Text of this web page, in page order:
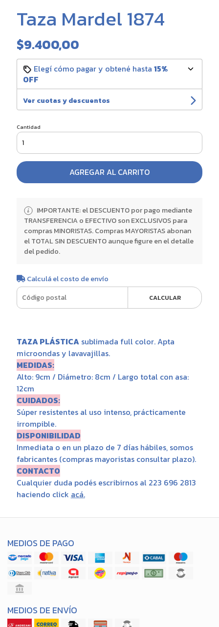
Taza Mardel 1874
$9.400,00
Elegí cómo pagar y obtené hasta 15%
OFF
Ver cuotas y descuentos
Cantidad
AGREGAR AL CARRITO
IMPORTANTE: el DESCUENTO por pago mediante
TRANSFERENCIA o EFECTIVO son EXCLUSIVOS para
compras MINORISTAS. Compras MAYORISTAS abonan
el TOTAL SIN DESCUENTO aunque figure en el detalle
del pedido.
Calculá el costo de envío
CALCULAR
TAZA PLÁSTICAsublimada full color. Apta
microondas y lavavajillas.
MEDIDAS:
Alto: 9cm / Diámetro: 8cm / Largo total con asa:
12cm
CUIDADOS:
Súper resistentes al uso intenso, prácticamente
irrompible.
DISPONIBILIDAD
Inmediata o en un plazo de 7 días hábiles, somos
fabricantes (compras mayoristas consultar plazo).
CONTACTO
Cualquier duda podés escribirnos al 223 696 2813
haciendo click acá.
MEDIOS DE PAGO
MEDIOS DE ENVÍO